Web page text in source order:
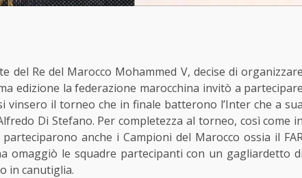
del Re del Marocco Mohammed V, decise di organizzare
edizione la federazione marocchina invitò a partecipare
vinsero il torneo che in finale batterono l’Inter che a sua
Di Stefano. Per completezza al torneo, così come in
anche i Campioni del Marocco ossia il
omaggiò le squadre partecipanti con un gagliardetto di
in canutiglia.